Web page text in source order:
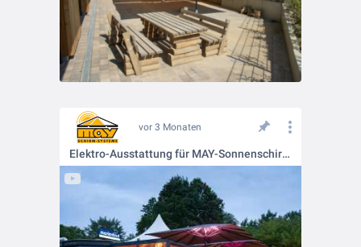
vor 3 Monaten
Elektro-Ausstattung für MAY-Sonnenschirme